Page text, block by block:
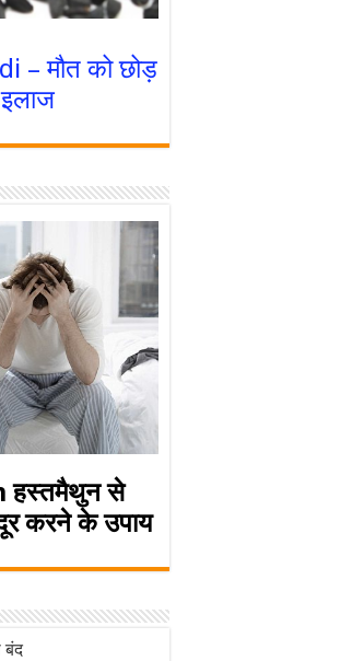
– मौत को छोड़
इलाज
से
करने के उपाय
बंद